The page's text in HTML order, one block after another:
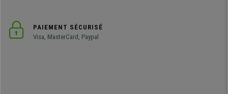
PAIEMENT SÉCURISÉ
Visa, MasterCard, Paypal